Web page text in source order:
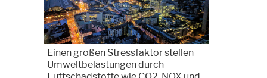
Einen großen Stressfaktor stellen
Umweltbelastungen durch